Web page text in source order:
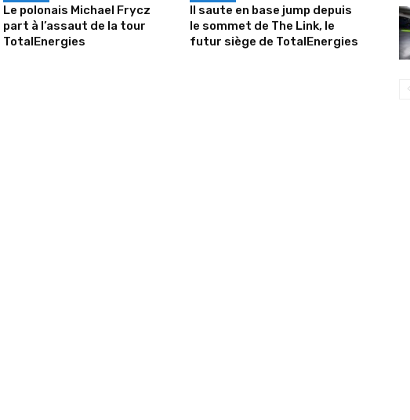
Le polonais Michael Frycz
part à l’assaut de la tour
TotalEnergies
Il saute en base jump depuis
le sommet de The Link, le
futur siège de TotalEnergies